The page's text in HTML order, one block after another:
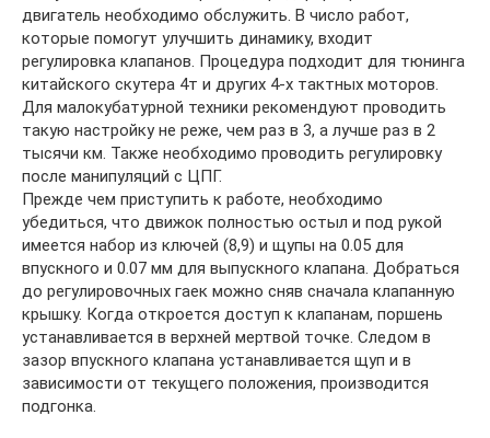
двигатель необходимо обслужить. В число работ,
которые помогут улучшить динамику, входит
регулировка клапанов. Процедура подходит для тюнинга
китайского скутера 4т и других 4-х тактных моторов.
Для малокубатурной техники рекомендуют проводить
такую настройку не реже, чем раз в 3, а лучше раз в 2
тысячи км. Также необходимо проводить регулировку
после манипуляций с ЦПГ.
Прежде чем приступить к работе, необходимо
убедиться, что движок полностью остыл и под рукой
имеется набор из ключей (8,9) и щупы на 0.05 для
впускного и 0.07 мм для выпускного клапана. Добраться
до регулировочных гаек можно сняв сначала клапанную
крышку. Когда откроется доступ к клапанам, поршень
устанавливается в верхней мертвой точке. Следом в
зазор впускного клапана устанавливается щуп и в
зависимости от текущего положения, производится
подгонка.